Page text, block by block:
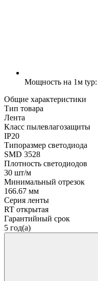
Мощность на 1м
Общие характеристики
Тип товара
Лента
Класс пылевлагозащиты
IP20
Типоразмер светодиода
SMD 3528
Плотность светодиодов
30 шт/м
Минимальный отрезок
166.67 мм
Серия ленты
RT открытая
Гарантийный срок
5 год(а)